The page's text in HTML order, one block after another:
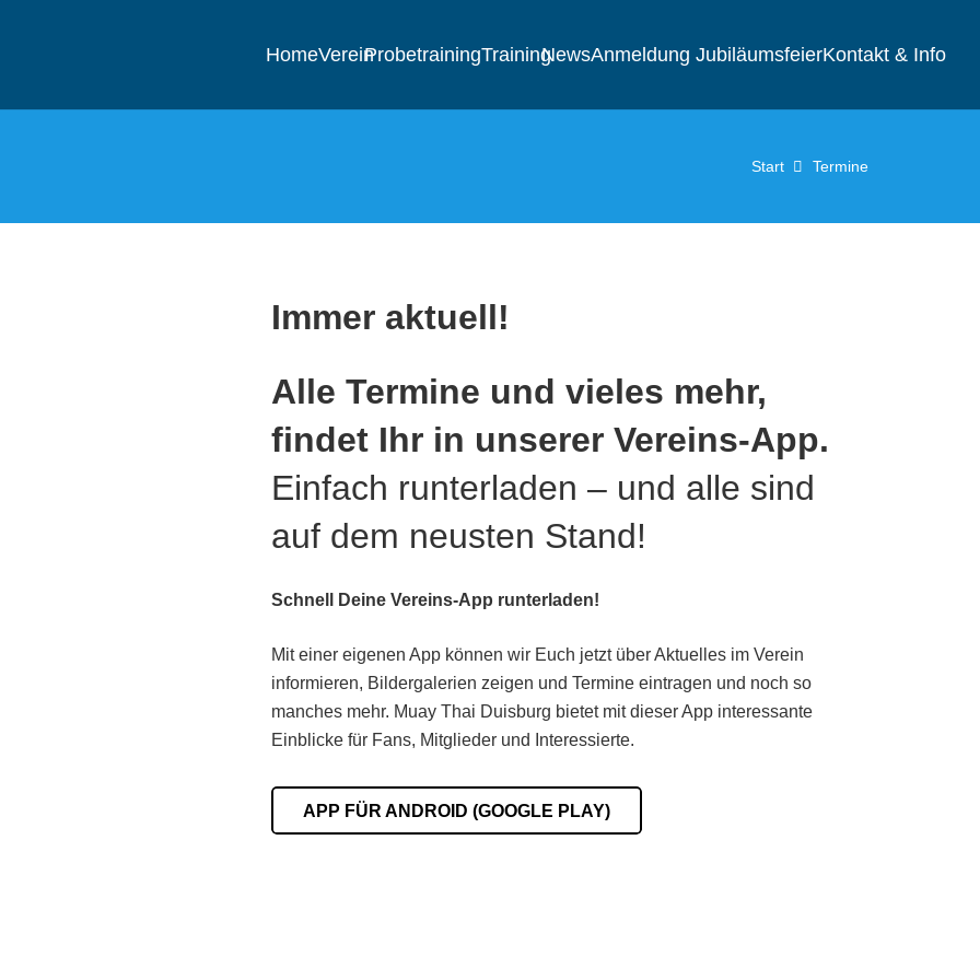
HomeVereinProbetrainingTrainingNewsAnmeldung JubiläumsfeierKontakt & Info
Start Termine
Immer aktuell!
Alle Termine und vieles mehr,
findet Ihr in unserer Vereins-App.
Einfach runterladen – und alle sind
auf dem neusten Stand!
Schnell Deine Vereins-App runterladen!
Mit einer eigenen App können wir Euch jetzt über Aktuelles im Verein
informieren, Bildergalerien zeigen und Termine eintragen und noch so
manches mehr. Muay Thai Duisburg bietet mit dieser App interessante
Einblicke für Fans, Mitglieder und Interessierte.
APP FÜR ANDROID (GOOGLE PLAY)